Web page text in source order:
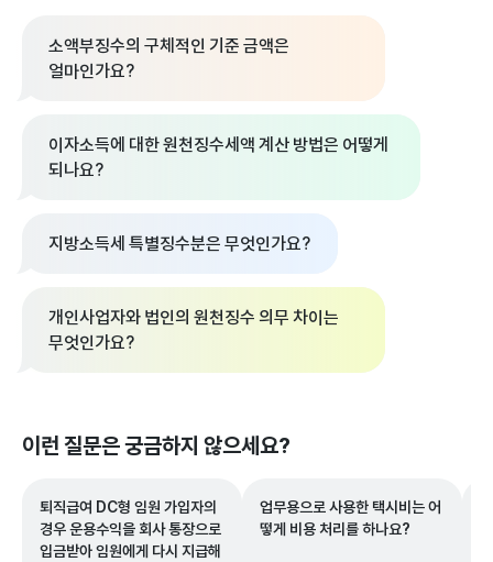
소액부징수의 구체적인 기준 금액은
얼마인가요?
이자소득에 대한 원천징수세액 계산 방법은 어떻게
되나요?
지방소득세 특별징수분은 무엇인가요?
개인사업자와 법인의 원천징수 의무 차이는
무엇인가요?
이런 질문은 궁금하지 않으세요?
퇴직급여 DC형 임원 가입자의
경우 운용수익을 회사 통장으로
입금받아 임원에게 다시 지급해
업무용으로 사용한 택시비는 어
떻게 비용 처리를 하나요?